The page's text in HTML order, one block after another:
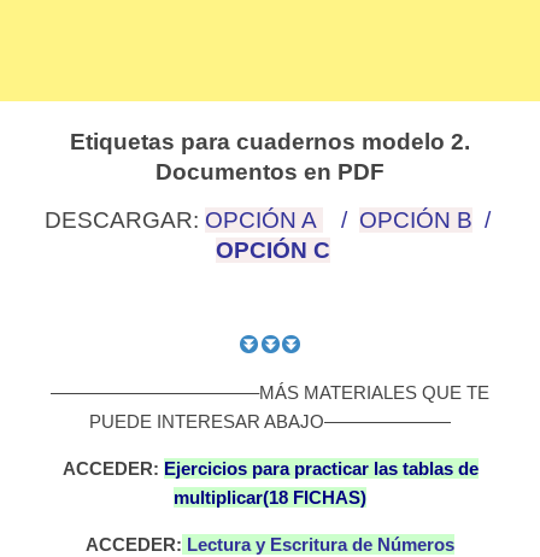
Etiquetas para cuadernos modelo 2.
Documentos en PDF
DESCARGAR: OPCIÓN A / OPCIÓN B /
OPCIÓN C
———————————–MÁS MATERIALES QUE TE
PUEDE INTERESAR ABAJO———————
ACCEDER: Ejercicios para practicar las tablas de
multiplicar(18 FICHAS)
ACCEDER: Lectura y Escritura de Números